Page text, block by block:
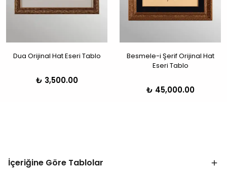
Dua Orijinal Hat Eseri Tablo
₺ 3,500.00
Besmele-i Şerif Orijinal Hat
Eseri Tablo
₺ 45,000.00
İçeriğine Göre Tablolar